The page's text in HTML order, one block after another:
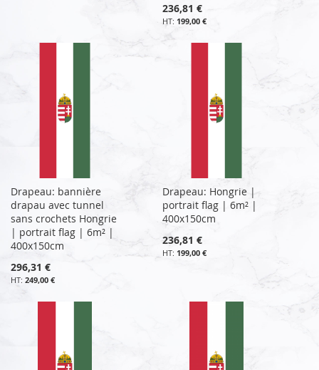
236,81 €
199,00 €
Drapeau: bannière
drapau avec tunnel
sans crochets Hongrie
| portrait flag | 6m² |
400x150cm
296,31 €
249,00 €
Drapeau: Hongrie |
portrait flag | 6m² |
400x150cm
236,81 €
199,00 €